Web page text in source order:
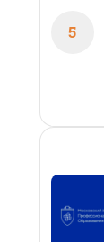
5